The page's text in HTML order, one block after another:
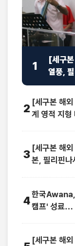
1
[세구
열풍,
2 [세구본 해
계 영적 지형
3 [세구본 해
본, 필리핀나
4한국
캠프' 성료…
[세구본 해